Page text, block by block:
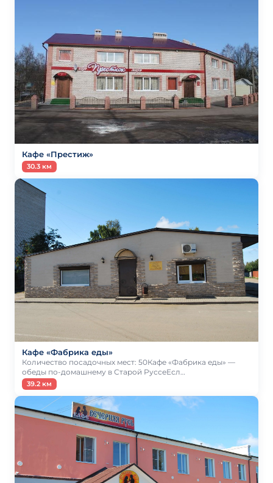
Кафе «Престиж»
30.3 км
Кафе «Фабрика еды»
Количество посадочных мест: 50Кафе «Фабрика еды» —
обеды по-домашнему в Старой РуссеЕсл…
39.2 км